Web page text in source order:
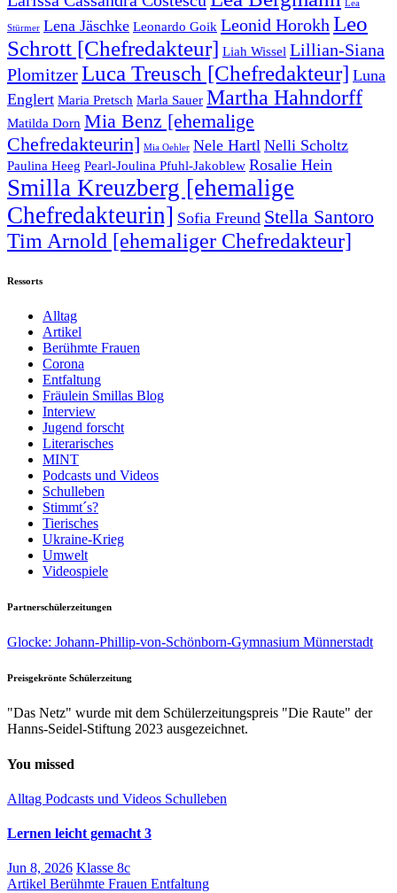
Lea
Stürmer Lena Jäschke Leonardo Goik Leonid HorokhLeo
Schrott [Chefredakteur] Liah Wissel Lillian-Siana
PlomitzerLuca Treusch [Chefredakteur] Luna
Englert Maria Pretsch Marla Sauer Martha Hahndorff
Matilda Dorn Mia Benz [ehemalige
Chefredakteurin] Mia Oehler Nele Hartl Nelli Scholtz
Paulina Heeg Pearl-Joulina Pfuhl-Jakoblew Rosalie Hein
Smilla Kreuzberg [ehemalige
Chefredakteurin] Sofia Freund Stella Santoro
Tim Arnold [ehemaliger Chefredakteur]
Ressorts
Alltag
Artikel
Berühmte Frauen
Corona
Entfaltung
Fräulein Smillas Blog
Interview
Jugend forscht
Literarisches
MINT
Podcasts und Videos
Schulleben
Stimmt´s?
Tierisches
Ukraine-Krieg
Umwelt
Videospiele
Partnerschülerzeitungen
Glocke: Johann-Phillip-von-Schönborn-Gymnasium Münnerstadt
Preisgekrönte Schülerzeitung
"Das Netz" wurde mit dem Schülerzeitungspreis "Die Raute" der
Hanns-Seidel-Stiftung 2023 ausgezeichnet.
You missed
Alltag Podcasts und Videos Schulleben
Lernen leicht gemacht 3
Jun 8, 2026 Klasse 8c
Artikel Berühmte Frauen Entfaltung